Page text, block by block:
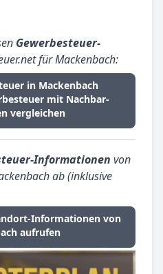
Gewerbesteuer-
für Mackenbach:
in Mackenbach
mit Nachbar-
vergleichen
Informationen von
ab (inklusive
Informationen von
aufrufen